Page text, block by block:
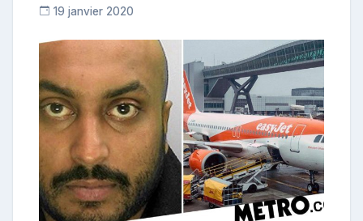
19 janvier 2020
p
o
s
t
e
u
r